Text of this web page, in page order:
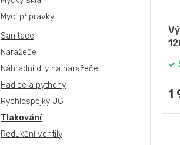
Mycí přípravky
Sanitace
Naražeče
Náhradní díly na naražeče
Hadice a pythony
Rychlospojky JG
Tlakování
Redukční ventily
1